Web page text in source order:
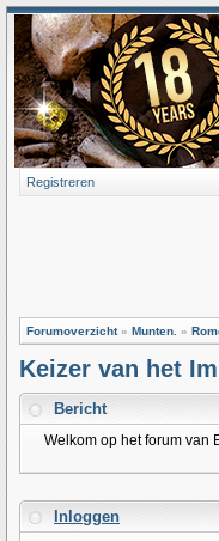
Registreren
Forumoverzicht» Munten. »
Keizer van het
Bericht
Welkom op het forum van
Inloggen